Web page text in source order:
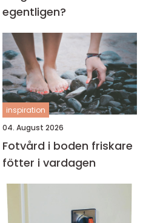
egentligen?
inspiration
04. August 2026
Fotvård i boden friskare
fötter i vardagen